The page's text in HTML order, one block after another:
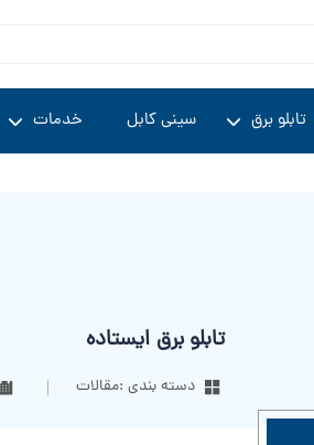
تابلو برق سینی کابل خدمات
تابلو برق ایستاده
دسته بندی :مقالات